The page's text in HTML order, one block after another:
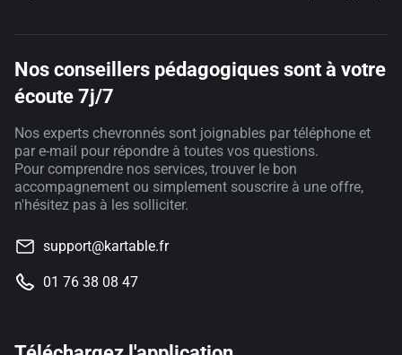
Nos conseillers pédagogiques sont à votre
écoute 7j/7
Nos experts chevronnés sont joignables par téléphone et
par e-mail pour répondre à toutes vos questions.
Pour comprendre nos services, trouver le bon
accompagnement ou simplement souscrire à une offre,
n'hésitez pas à les solliciter.
support@kartable.fr
01 76 38 08 47